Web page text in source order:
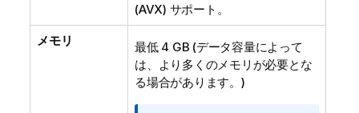
(AVX) サポート。
メモリ
最低 4 GB (データ容量によって
は、より多くのメモリが必要とな
る場合があります。)